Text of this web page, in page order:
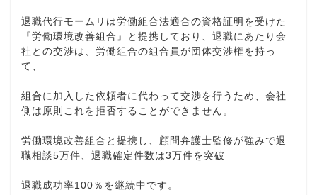
退職代行モームリは労働組合法適合の資格証明を受けた
『労働環境改善組合』と提携しており、退職にあたり会
社との交渉は、労働組合の組合員が団体交渉権を持っ
て、
組合に加入した依頼者に代わって交渉を行うため、会社
側は原則これを拒否することができません。
労働環境改善組合と提携し、顧問弁護士監修が強みで退
職相談5万件、退職確定件数は3万件を突破
退職成功率100％を継続中です。